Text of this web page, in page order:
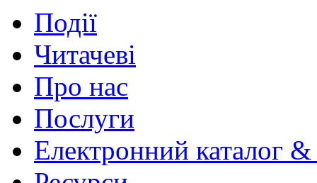
Події
Читачеві
Про нас
Послуги
Електронний каталог